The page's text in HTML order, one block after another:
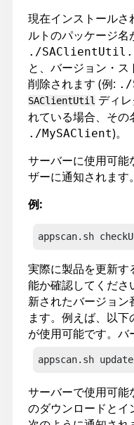
現在インストールさ
ルトのパッケージ名
./
と、バージョン・
削除されます (例: ./
SAClientUtil ディ
れている場合、その
./MySAClient)。
サーバーに使用可能
ザーに通知されます。
例:
appscan.sh
実際に製品を更新す
能か確認してくださ
新されたバージョン
ます。例えば、以
が使用可能です。バ
appscan.sh update
サーバーで使用可能
のダウンロードとイ